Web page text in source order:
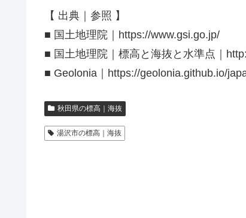
【 出典｜参照 】
■ 国土地理院｜https://www.gsi.go.jp/
■ 国土地理院｜標高と海抜と水準点｜
■ Geolonia｜https://geolonia.github.io/
秋田県の標高｜海抜
湯沢市の標高｜海抜